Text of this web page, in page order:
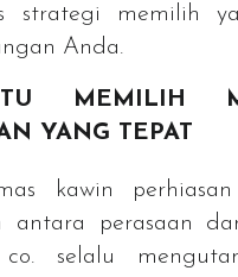
strategi memilih
Anda.
MEMILIH
YANG TEPAT
kawin perhiasan
antara perasaan
selalu